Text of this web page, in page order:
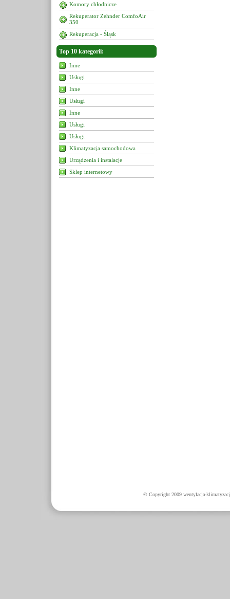
Komory chłodnicze
Rekuperator Zehnder ComfoAir
350
Rekuperacja - Śląsk
Top 10 kategorii:
Inne
Usługi
Inne
Usługi
Inne
Usługi
Usługi
Klimatyzacja samochodowa
Urządzenia i instalacje
Sklep internetowy
© Copyright 2009 wentylacja-